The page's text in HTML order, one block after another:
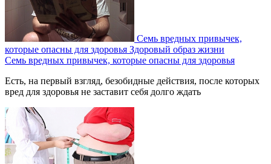
Семь вредных привычек,
которые опасны для здоровья Здоровый образ жизни
Семь вредных привычек, которые опасны для здоровья
Есть, на первый взгляд, безобидные действия, после которых
вред для здоровья не заставит себя долго ждать